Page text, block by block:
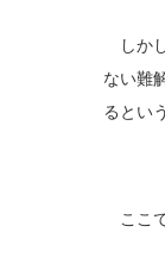
しか
ない難
るとい
ここ